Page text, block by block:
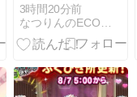
め（７月２７
日～８月２
日）
3時間20分前
なつりんのECO日記♪〜ドラクエセラムン味〜